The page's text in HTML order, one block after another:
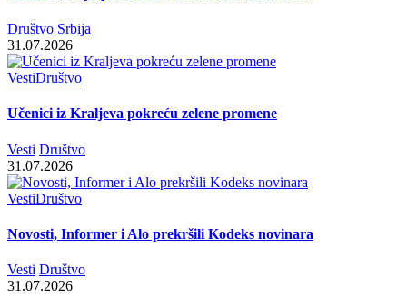
Društvo Srbija
31.07.2026
VestiDruštvo
Učenici iz Kraljeva pokreću zelene promene
Vesti Društvo
31.07.2026
VestiDruštvo
Novosti, Informer i Alo prekršili Kodeks novinara
Vesti Društvo
31.07.2026